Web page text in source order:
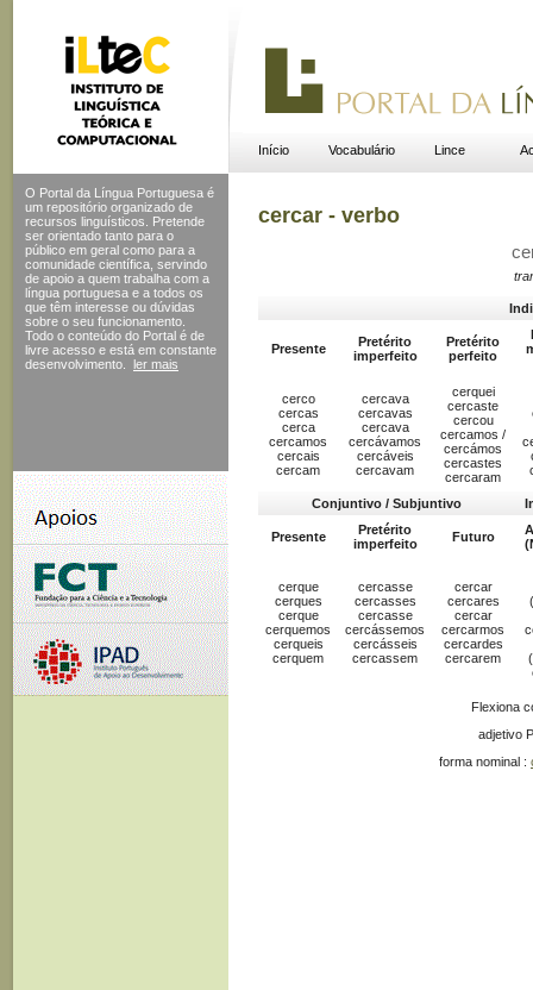
Início Vocabulário Lince
O Portal da Língua Portuguesa é
um repositório organizado de
recursos linguísticos. Pretende
ser orientado tanto para o
público em geral como para a
comunidade científica, servindo
de apoio a quem trabalha com a
língua portuguesa e a todos os
que têm interesse ou dúvidas
sobre o seu funcionamento.
Todo o conteúdo do Portal é de
livre acesso e está em constante
desenvolvimento.
ler mais
cercar - verbo
Presente
Pretérito
imperfeito
Pretérito
perfeito
cerco
cercas
cerca
cercamos
cercais
cercam
cercava
cercavas
cercava
cercávamos
cercáveis
cercavam
cerquei
cercaste
cercou
cercamos /
cercámos
cercastes
cercaram
Conjuntivo / Subjuntivo
Presente
Pretérito
imperfeito
Futuro
cerque
cerques
cerque
cerquemos
cerqueis
cerquem
cercasse
cercasses
cercasse
cercássemos
cercásseis
cercassem
cercar
cercares
cercar
cercarmos
cercardes
cercarem
Flexiona
adjetivo
forma nominal :